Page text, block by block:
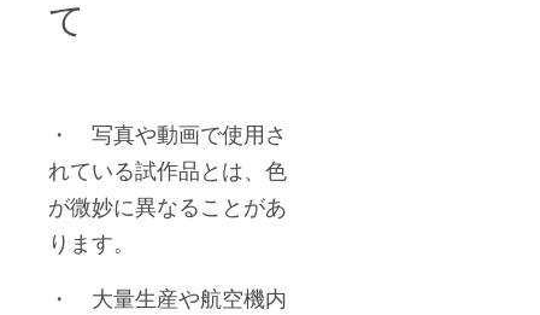
て
・ 写真や動画で使用さ
れている試作品とは、色
が微妙に異なることがあ
ります。
・ 大量生産や航空機内